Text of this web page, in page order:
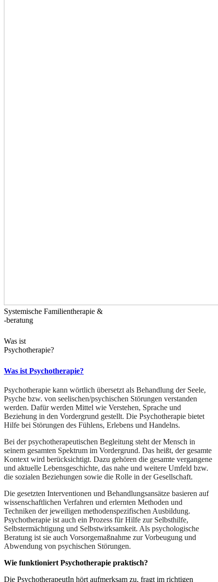
Systemische Familientherapie &
-beratung
Was ist
Psychotherapie?
Was ist Psychotherapie?
Psychotherapie kann wörtlich übersetzt als Behandlung der Seele,
Psyche bzw. von seelischen/psychischen Störungen verstanden
werden. Dafür werden Mittel wie Verstehen, Sprache und
Beziehung in den Vordergrund gestellt. Die Psychotherapie bietet
Hilfe bei Störungen des Fühlens, Erlebens und Handelns.
Bei der psychotherapeutischen Begleitung steht der Mensch in
seinem gesamten Spektrum im Vordergrund. Das heißt, der gesamte
Kontext wird berücksichtigt. Dazu gehören die gesamte vergangene
und aktuelle Lebensgeschichte, das nahe und weitere Umfeld bzw.
die sozialen Beziehungen sowie die Rolle in der Gesellschaft.
Die gesetzten Interventionen und Behandlungsansätze basieren auf
wissenschaftlichen Verfahren und erlernten Methoden und
Techniken der jeweiligen methodenspezifischen Ausbildung.
Psychotherapie ist auch ein Prozess für Hilfe zur Selbsthilfe,
Selbstermächtigung und Selbstwirksamkeit. Als psychologische
Beratung ist sie auch Vorsorgemaßnahme zur Vorbeugung und
Abwendung von psychischen Störungen.
Wie funktioniert Psychotherapie praktisch?
Die PsychotherapeutIn hört aufmerksam zu, fragt im richtigen